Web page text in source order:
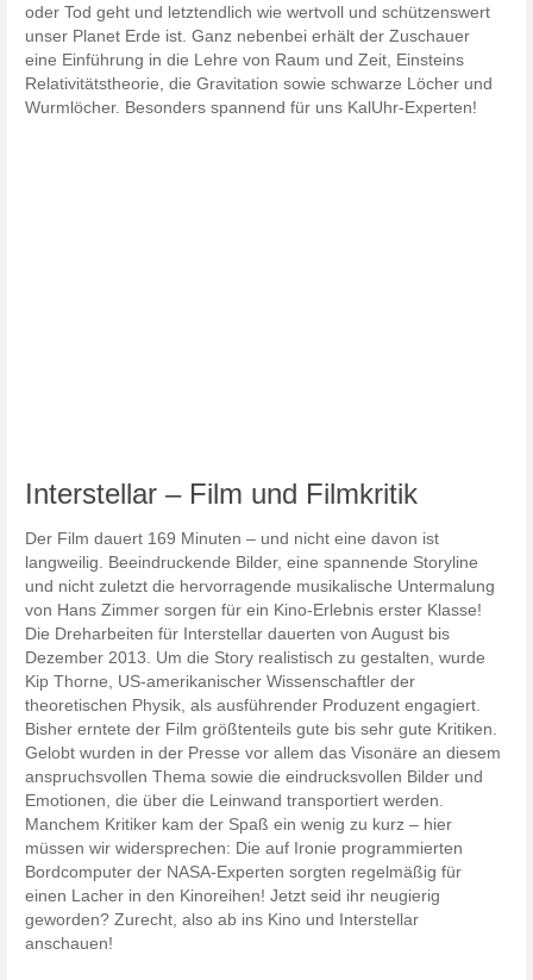
oder Tod geht und letztendlich wie wertvoll und schützenswert
unser Planet Erde ist. Ganz nebenbei erhält der Zuschauer
eine Einführung in die Lehre von Raum und Zeit, Einsteins
Relativitätstheorie, die Gravitation sowie schwarze Löcher und
Wurmlöcher. Besonders spannend für uns KalUhr-Experten!
Interstellar – Film und Filmkritik
Der Film dauert 169 Minuten – und nicht eine davon ist
langweilig. Beeindruckende Bilder, eine spannende Storyline
und nicht zuletzt die hervorragende musikalische Untermalung
von Hans Zimmer sorgen für ein Kino-Erlebnis erster Klasse!
Die Dreharbeiten für Interstellar dauerten von August bis
Dezember 2013. Um die Story realistisch zu gestalten, wurde
Kip Thorne, US-amerikanischer Wissenschaftler der
theoretischen Physik, als ausführender Produzent engagiert.
Bisher erntete der Film größtenteils gute bis sehr gute Kritiken.
Gelobt wurden in der Presse vor allem das Visonäre an diesem
anspruchsvollen Thema sowie die eindrucksvollen Bilder und
Emotionen, die über die Leinwand transportiert werden.
Manchem Kritiker kam der Spaß ein wenig zu kurz – hier
müssen wir widersprechen: Die auf Ironie programmierten
Bordcomputer der NASA-Experten sorgten regelmäßig für
einen Lacher in den Kinoreihen! Jetzt seid ihr neugierig
geworden? Zurecht, also ab ins Kino und Interstellar
anschauen!